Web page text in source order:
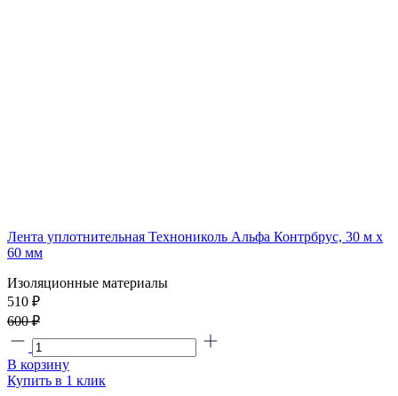
Лента уплотнительная Технониколь Альфа Контрбрус, 30 м х
60 мм
Изоляционные материалы
510 ₽
600 ₽
В корзину
Купить в 1 клик